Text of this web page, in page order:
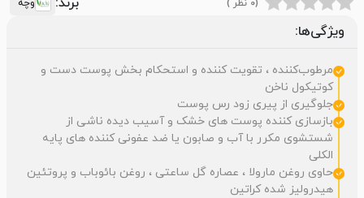
(0 نظر ) وچه
ویژگی‌ها:
مرطوب‌کننده ، تقویت کننده و استحکام بخش پوست دست و
کوتیکول ناخن
جلوگیری از پیری زود رس پوست
بازسازی کننده پوست های خشک و آسیب دیده ناشی از
شستشوی مکرر با آب و صابون یا ضد عفونی کننده های پایه
الکلی
حاوی روغن مارولا ، عصاره گل ساعتی ، روغن بائوباب و پروتئین
هیدرولیز شده کراتین